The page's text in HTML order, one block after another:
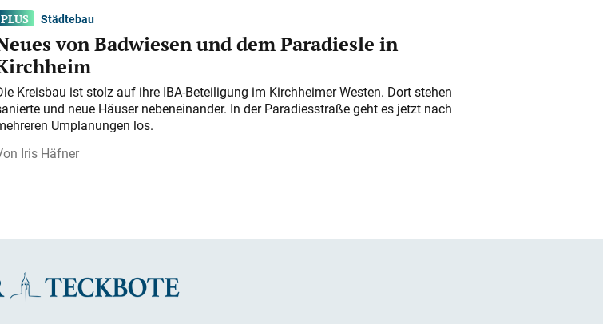
Städtebau
von Badwiesen und dem Paradiesle in
Kreisbau ist stolz auf ihre IBA-Beteiligung im Kirchheimer Westen. Dort stehen
und neue Häuser nebeneinander. In der Paradiesstraße geht es jetzt nach
Umplanungen los.
Iris Häfner